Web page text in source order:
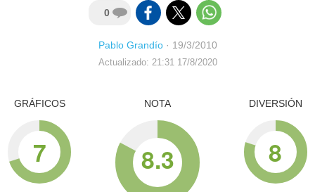
0
Pablo Grandío· 19/3/2010
Actualizado: 21:31 17/8/2020
GRÁFICOS
7
NOTA
8.3
DIVERSIÓN
8